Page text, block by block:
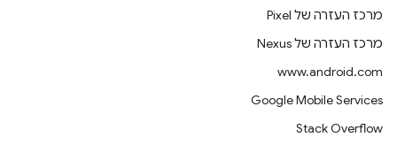
מרכז העזרה של Pixel
מרכז העזרה של Nexus
www.android.com
Google Mobile Services
Stack Overflow